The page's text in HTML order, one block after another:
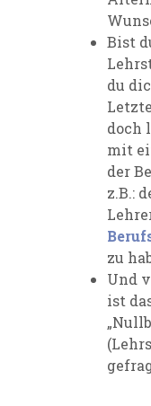
Bist
du
doch
mit
der
z.B.:
zu
Und
ist